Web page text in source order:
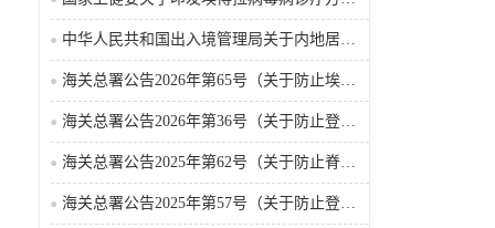
中华人民共和国出入境管理局关于内地居民前往港澳地区定居审批条件的公告（2026-06-30）
海关总署公告2026年第65号（关于防止埃博拉病毒病疫情传入我国的公告）（2026-05-18）
海关总署公告2026年第36号（关于防止登革热疫情传入我国的公告）
海关总署公告2025年第62号（关于防止脊髓灰质炎疫情传入我国的公告）
海关总署公告2025年第57号（关于防止登革热疫情传入我国的公告）